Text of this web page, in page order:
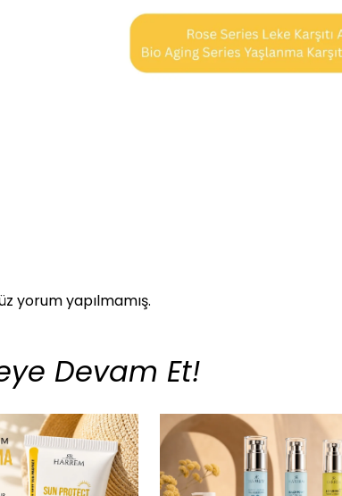
yorum yapılmamış.
Devam Et!